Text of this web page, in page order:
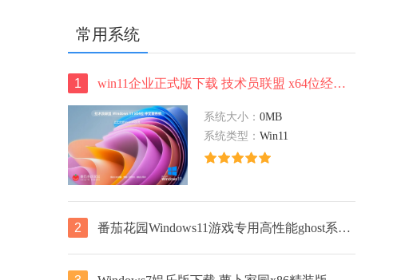
常用系统
1 win11企业正式版下载 技术员联盟 x64位经典版下载 华硕笔记本专用下载
系统大小： 0MB
系统类型： Win11
2 番茄花园Windows11游戏专用高性能ghost系统 ISO镜像 X64位 下载